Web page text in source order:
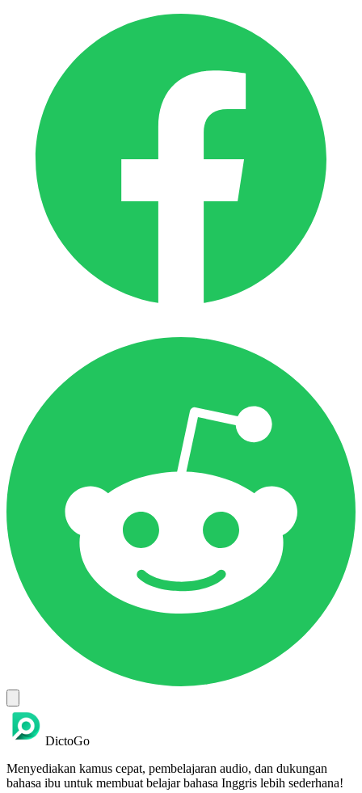
DictoGo
Menyediakan kamus cepat, pembelajaran audio, dan dukungan
bahasa ibu untuk membuat belajar bahasa Inggris lebih sederhana!